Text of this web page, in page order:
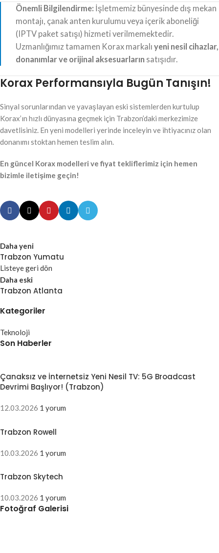
Önemli Bilgilendirme: İşletmemiz bünyesinde dış mekan
montajı, çanak anten kurulumu veya içerik aboneliği
(IPTV paket satışı) hizmeti verilmemektedir.
Uzmanlığımız tamamen Korax markalı yeni nesil cihazlar,
donanımlar ve orijinal aksesuarların satışıdır.
Korax Performansıyla Bugün Tanışın!
Sinyal sorunlarından ve yavaşlayan eski sistemlerden kurtulup
Korax’ın hızlı dünyasına geçmek için Trabzon’daki merkezimize
davetlisiniz. En yeni modelleri yerinde inceleyin ve ihtiyacınız olan
donanımı stoktan hemen teslim alın.
En güncel Korax modelleri ve fiyat tekliflerimiz için hemen
bizimle iletişime geçin!
Daha yeni
Trabzon Yumatu
Listeye geri dön
Daha eski
Trabzon Atlanta
Kategoriler
Teknoloji
Son Haberler
Çanaksız ve İnternetsiz Yeni Nesil TV: 5G Broadcast
Devrimi Başlıyor! (Trabzon)
12.03.2026 1 yorum
Trabzon Rowell
10.03.2026 1 yorum
Trabzon Skytech
10.03.2026 1 yorum
Fotoğraf Galerisi